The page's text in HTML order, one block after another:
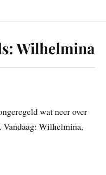
Wilhelmina
wat neer over
Vandaag: Wilhelmina,